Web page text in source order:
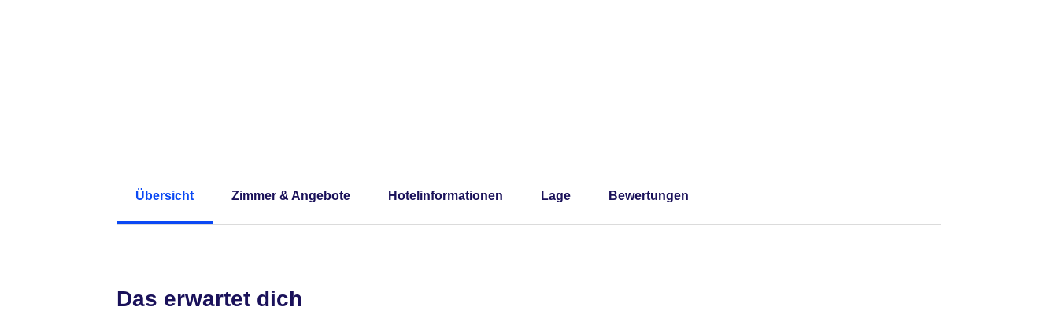
Übersicht Zimmer & Angebote Hotelinformationen Lage Bewertungen
Das erwartet dich